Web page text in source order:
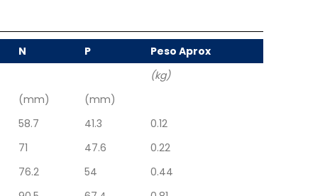
N P
Peso Aprox
(kg)
(mm)
(mm)
58.7 41.3
0.12
71 47.6
0.22
76.2 54
0.44